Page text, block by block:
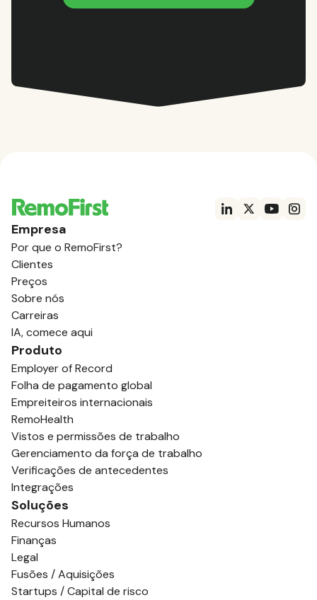
Empresa
Por que o RemoFirst?
Clientes
Preços
Sobre nós
Carreiras
IA, comece aqui
Produto
Employer of Record
Folha de pagamento global
Empreiteiros internacionais
RemoHealth
Vistos e permissões de trabalho
Gerenciamento da força de trabalho
Verificações de antecedentes
Integrações
Soluções
Recursos Humanos
Finanças
Legal
Fusões / Aquisições
Startups / Capital de risco